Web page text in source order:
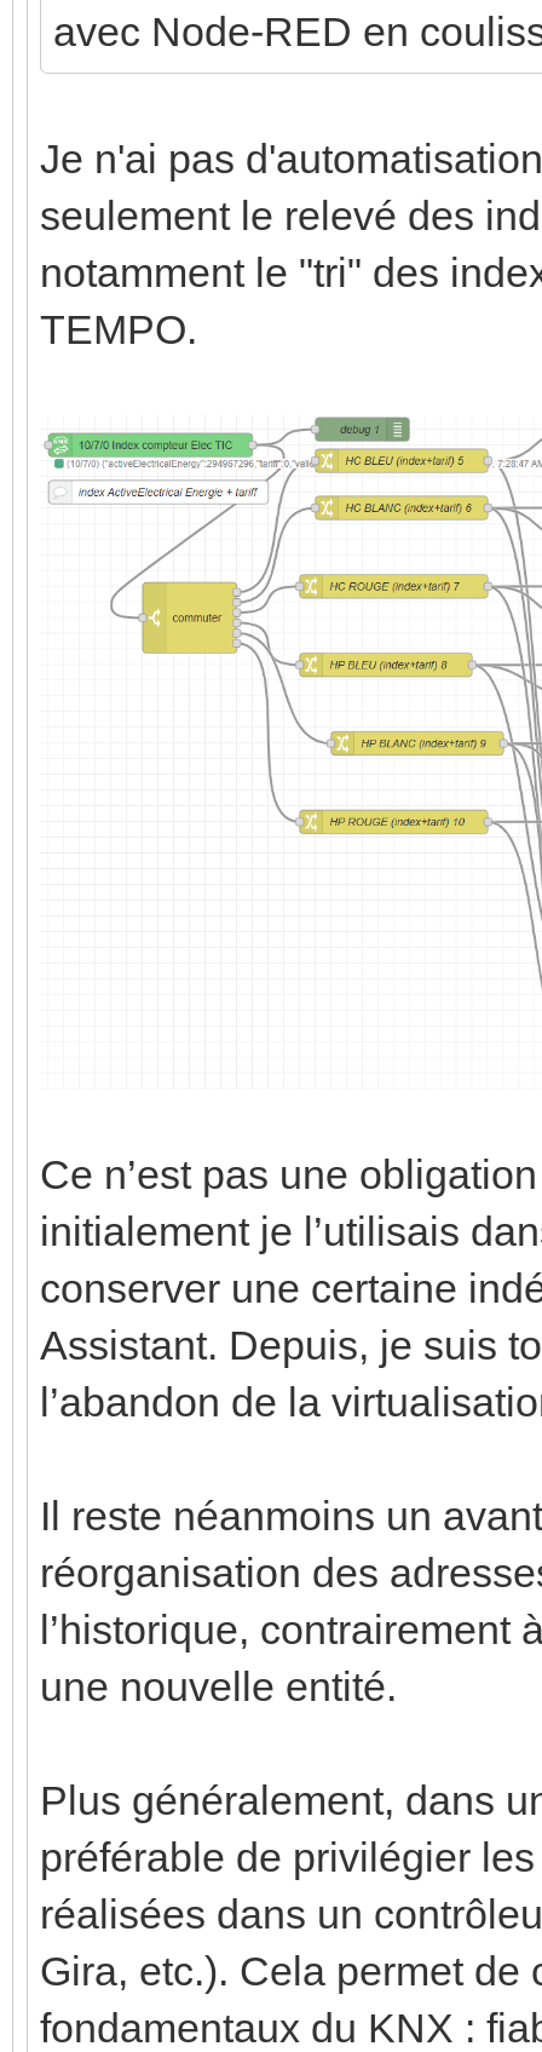
avec Node-RED en
Je n'ai pas
seulement le relevé des
notamment le "tri" des
TEMPO.
Ce n’est pas une
initialement je l’utilisais
conserver une certaine
Assistant. Depuis, je suis
l’abandon de la
Il reste néanmoins un
réorganisation des
l’historique, contrairement
une nouvelle entité.
Plus généralement, dans
préférable de privilégier
réalisées dans un
Gira, etc.). Cela permet de
fondamentaux du KNX :